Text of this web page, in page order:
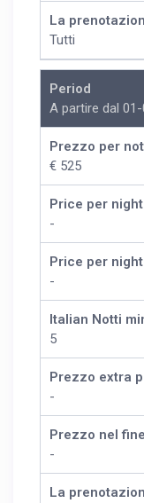
La
Tutti
Period
A partire dal
Prezzo per
€ 525
Price per
-
Price per
-
Italian Notti
5
Prezzo extra
-
Prezzo nel
-
La